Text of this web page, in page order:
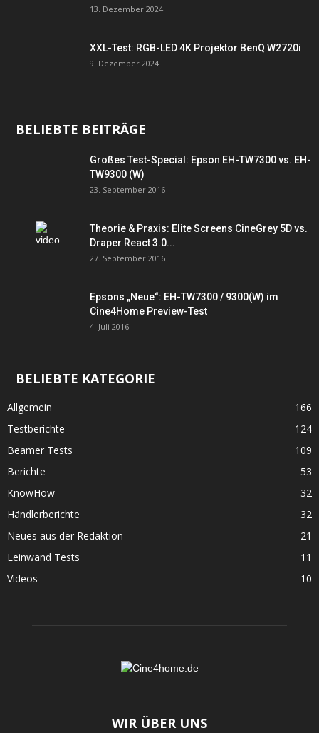
13. Dezember 2024
XXL-Test: RGB-LED 4K Projektor BenQ W2720i
9. Dezember 2024
BELIEBTE BEITRÄGE
Großes Test-Special: Epson EH-TW7300 vs. EH-
TW9300 (W)
23. September 2016
Theorie & Praxis: Elite Screens CineGrey 5D vs.
Draper React 3.0...
27. September 2016
Epsons „Neue“: EH-TW7300 / 9300(W) im
Cine4Home Preview-Test
4. Juli 2016
BELIEBTE KATEGORIE
Allgemein
166
Testberichte
124
Beamer Tests
109
Berichte
53
KnowHow
32
Händlerberichte
32
Neues aus der Redaktion
21
Leinwand Tests
11
Videos
10
WIR ÜBER UNS